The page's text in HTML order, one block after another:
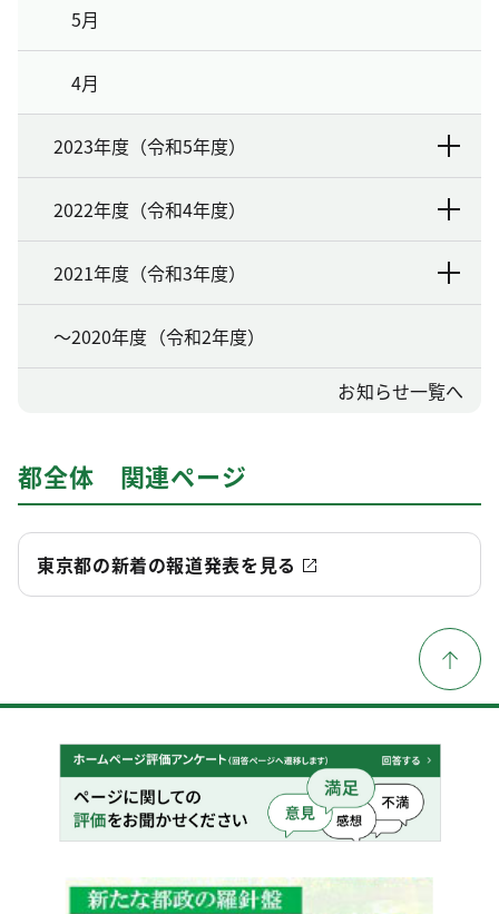
5月
4月
2023年度（令和5年度）
2022年度（令和4年度）
2021年度（令和3年度）
～2020年度（令和2年度）
お知らせ一覧へ
都全体 関連ページ
東京都の新着の報道発表を見る